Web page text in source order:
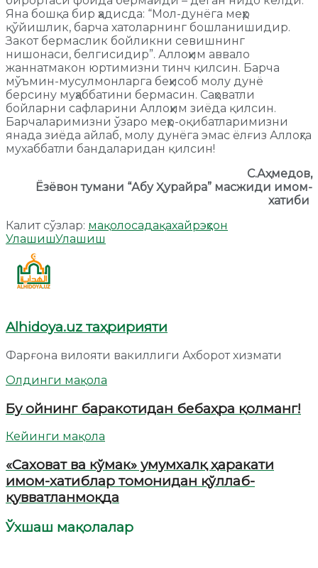
Яна бошқа бир ҳадисда: “Мол-дунёга меҳр
қўйишлик, барча хатоларнинг бошланишидир.
Закот бермаслик бойликни севишнинг
нишонаси, белгисидир”. Аллоҳим аввало
жаннатмакон юртимизни тинч қилсин. Барча
мўъмин-мусулмонларга беҳисоб молу дунё
берсину муҳаббатини бермасин. Саҳоватли
бойларни сафларини Аллоҳим зиёда қилсин.
Барчаларимизни ўзаро меҳр-оқибатларимизни
янада зиёда айлаб, молу дунёга эмас ёлғиз Аллоҳга
мухаббатли бандаларидан қилсин!
С.Аҳмедов,
Ёзёвон тумани “Абу Ҳурайра” масжиди имом-
хатиби
Калит сўзлар: мақолосадақахайрэҳсон
УлашишУлашиш
Alhidoya.uz таҳририяти
Фарғона вилояти вакиллиги Ахборот хизмати
Олдинги мақола
Бу ойнинг баракотидан бебаҳра қолманг!
Кейинги мақола
«Саховат ва кўмак» умумхалқ ҳаракати
имом-хатиблар томонидан қўллаб-
қувватланмоқда
Ўхшаш мақолалар